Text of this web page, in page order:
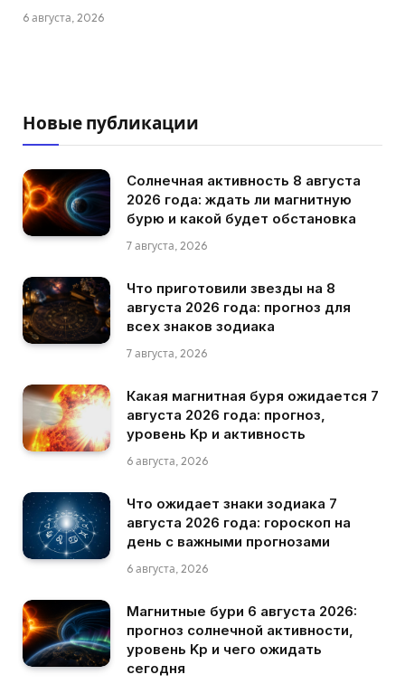
6 августа, 2026
Новые публикации
Солнечная активность 8 августа
2026 года: ждать ли магнитную
бурю и какой будет обстановка
7 августа, 2026
Что приготовили звезды на 8
августа 2026 года: прогноз для
всех знаков зодиака
7 августа, 2026
Какая магнитная буря ожидается 7
августа 2026 года: прогноз,
уровень Kp и активность
6 августа, 2026
Что ожидает знаки зодиака 7
августа 2026 года: гороскоп на
день с важными прогнозами
6 августа, 2026
Магнитные бури 6 августа 2026:
прогноз солнечной активности,
уровень Kp и чего ожидать
сегодня